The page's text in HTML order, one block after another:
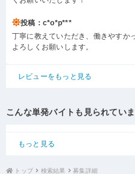
投稿：c*o*p***
丁寧に教えていただき、働きやすか
よろしくお願いします。
レビューをもっと見る
こんな単発バイトも見られてい
もっと見る
トップ 検索結果 募集詳細